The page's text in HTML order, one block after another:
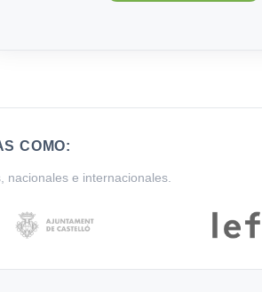
COMO:
e internacionales.